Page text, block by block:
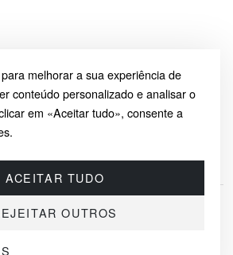
melhorar a sua experiência de
conteúdo personalizado e analisar o
em «Aceitar tudo», consente a
ACEITAR TUDO
OUTROS
seg – sex 8:00 – 16:00 (UTC+2)
LINNAOSA, AHTRI TN 12, 10151, TALLINN,